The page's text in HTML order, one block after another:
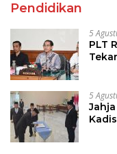
Pendidikan
5
PLT
5